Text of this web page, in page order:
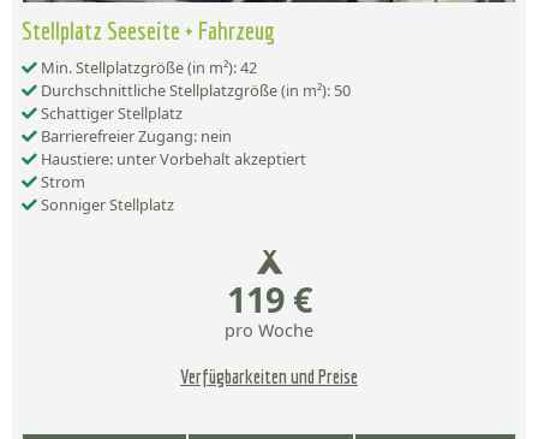
Stellplatz Seeseite + Fahrzeug
Min. Stellplatzgröße (in m²): 42
Durchschnittliche Stellplatzgröße (in m²): 50
Schattiger Stellplatz
Barrierefreier Zugang: nein
Haustiere: unter Vorbehalt akzeptiert
Strom
Sonniger Stellplatz
119 €
pro Woche
Verfügbarkeiten und Preise